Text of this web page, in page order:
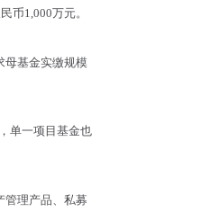
币1,000万元。
母基金实缴规模
单一项目基金也
管理产品、私募